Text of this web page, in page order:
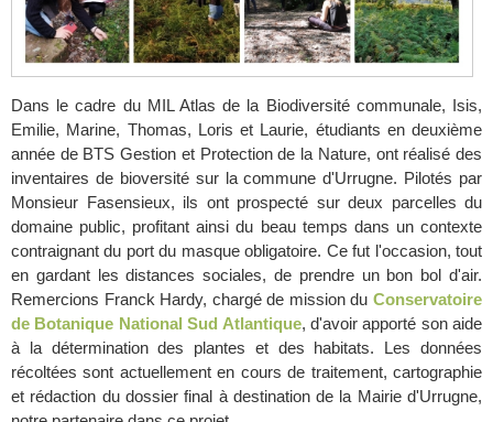
Dans le cadre du MIL Atlas de la Biodiversité communale, Isis,
Emilie, Marine, Thomas, Loris et Laurie, étudiants en deuxième
année de BTS Gestion et Protection de la Nature, ont réalisé des
inventaires de bioversité sur la commune d'Urrugne. Pilotés par
Monsieur Fasensieux, ils ont prospecté sur deux parcelles du
domaine public, profitant ainsi du beau temps dans un contexte
contraignant du port du masque obligatoire. Ce fut l'occasion, tout
en gardant les distances sociales, de prendre un bon bol d'air.
Remercions Franck Hardy, chargé de mission du Conservatoire
de Botanique National Sud Atlantique, d'avoir apporté son aide
à la détermination des plantes et des habitats. Les données
récoltées sont actuellement en cours de traitement, cartographie
et rédaction du dossier final à destination de la Mairie d'Urrugne,